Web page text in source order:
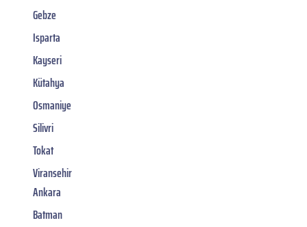
Gebze
Isparta
Kayseri
Kütahya
Osmaniye
Silivri
Tokat
Viransehir
Ankara
Batman